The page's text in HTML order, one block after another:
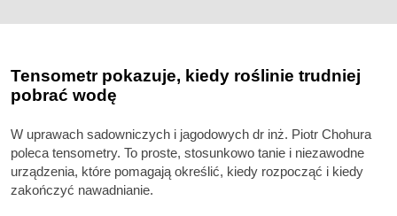
Tensometr pokazuje, kiedy roślinie trudniej
pobrać wodę
W uprawach sadowniczych i jagodowych dr inż. Piotr Chohura
poleca tensometry. To proste, stosunkowo tanie i niezawodne
urządzenia, które pomagają określić, kiedy rozpocząć i kiedy
zakończyć nawadnianie.